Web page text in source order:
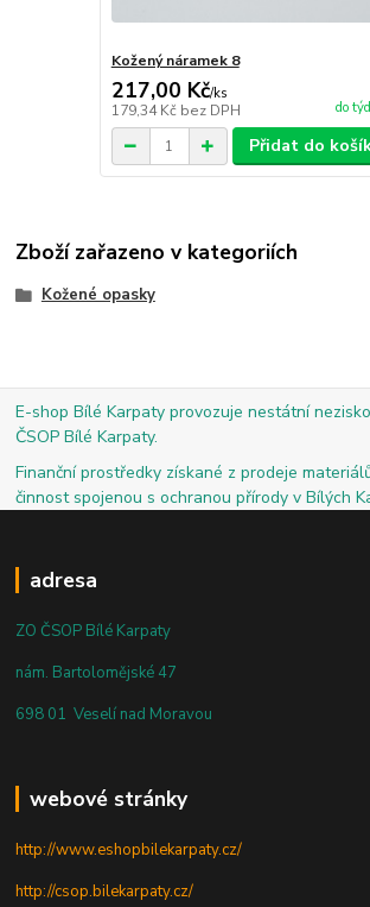
Kožený náramek 8
217,00 Kč/ks
179,34 Kč bez DPH do
Přidat do
Zboží zařazeno v kategoriích
Kožené opasky
E-shop Bílé Karpaty provozuje nestátní
ČSOP Bílé Karpaty.
Finanční prostředky získané z prodeje
činnost spojenou s ochranou přírody v Bílých
adresa
ZO ČSOP Bílé Karpaty
nám. Bartolomějské 47
698 01 Veselí nad Moravou
webové stránky
http://www.eshopbilekarpaty.cz/
http://csop.bilekarpaty.cz/